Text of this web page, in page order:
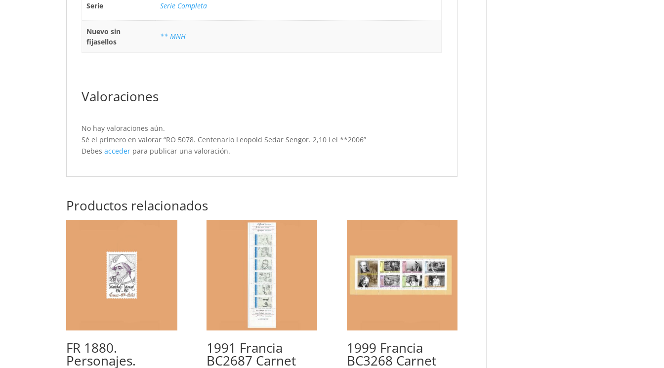
Serie Serie Completa
Nuevo sin
fijasellos
** MNH
Valoraciones
No hay valoraciones aún.
Sé el primero en valorar “RO 5078. Centenario Leopold Sedar Sengor. 2,10 Lei **2006”
Debesacceder para publicar una valoración.
Productos relacionados
FR 1880.
Personajes.
1991 Francia
BC2687 Carnet
1999 Francia
BC3268 Carnet